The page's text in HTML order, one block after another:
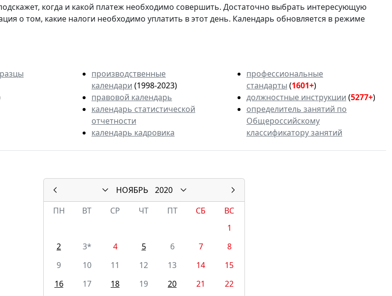
когда и какой платеж необходимо совершить. Достаточно выбрать интересующую
о том, какие налоги необходимо уплатить в этот день. Календарь обновляется в режиме
производственные
календари (1998-2023)
правовой календарь
календарь статистической
отчетности
календарь кадровика
профессиональные
стандарты (1601+)
должностные инструкции (5277+)
определитель занятий по
Общероссийскому
классификатору занятий
НОЯБРЬ
2020
ПН
ВТ СР ЧТ ПТ СБ
ВС
1
2
3* 4 5 6 7
8
9
10 11 12 13 14
15
16
17 18 19 20 21
22